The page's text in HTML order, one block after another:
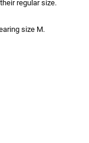
regular size.
size M.